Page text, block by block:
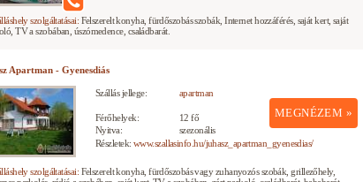
szolgáltatásai: Felszerelt konyha, fürdőszobás szobák, Internet hozzáférés, saját kert, saját
TV a szobában, úszómedence, családbarát.
Apartman - Gyenesdiás
Szállás jellege: apartman
MEGNÉZEM »
Férőhelyek:
12 fő
Nyitva:
szezonális
Részletek: www.szallasinfo.hu/juhasz_apartman_gyenesdias/
szolgáltatásai: Felszerelt konyha, fürdőszobás vagy zuhanyozós szobák, grillezőhely,